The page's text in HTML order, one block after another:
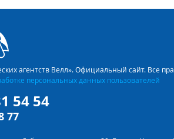
агентств Велл». Официальный сайт. Все
персональных данных пользователей
54 54
77